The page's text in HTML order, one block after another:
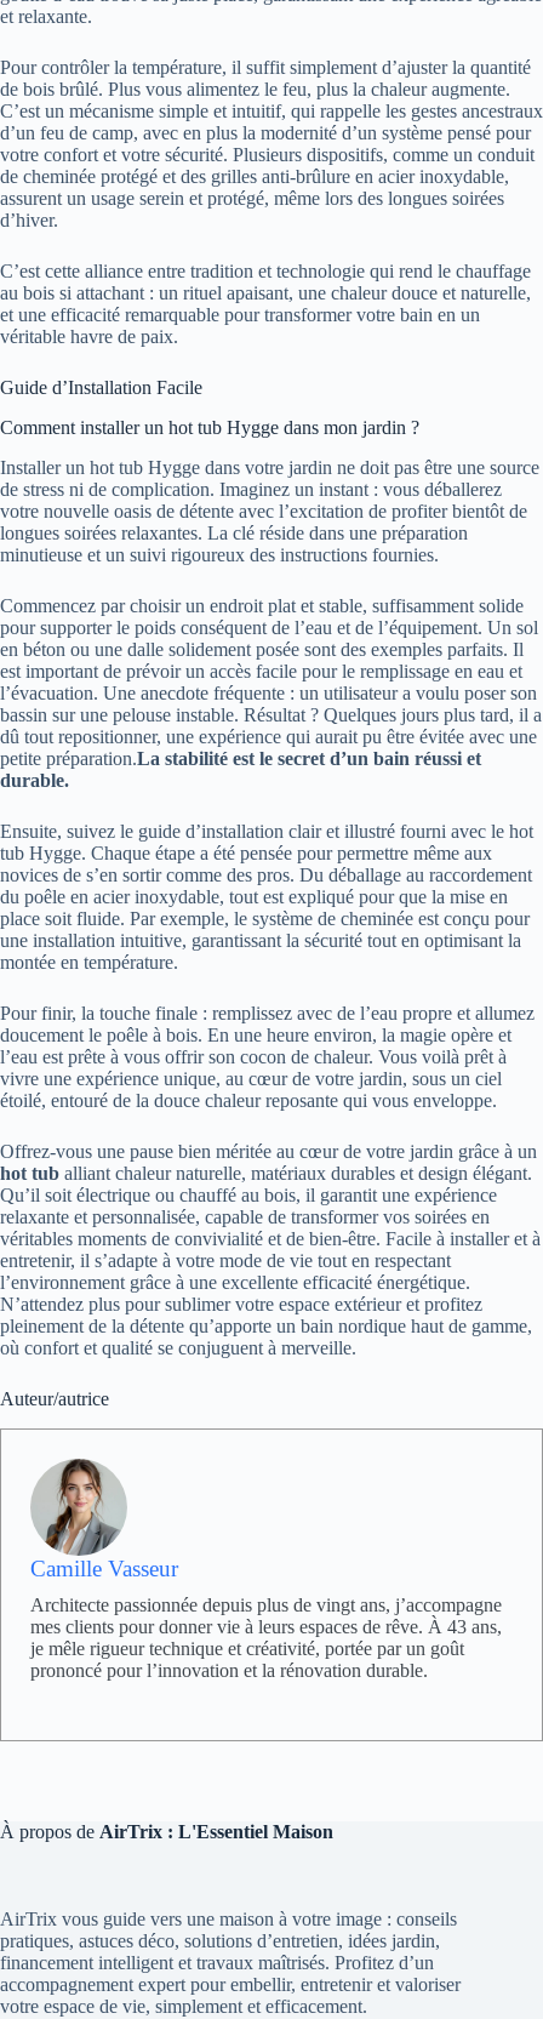
et relaxante.
Pour contrôler la température, il suffit simplement d’ajuster la quantité
de bois brûlé. Plus vous alimentez le feu, plus la chaleur augmente.
C’est un mécanisme simple et intuitif, qui rappelle les gestes ancestraux
d’un feu de camp, avec en plus la modernité d’un système pensé pour
votre confort et votre sécurité. Plusieurs dispositifs, comme un conduit
de cheminée protégé et des grilles anti-brûlure en acier inoxydable,
assurent un usage serein et protégé, même lors des longues soirées
d’hiver.
C’est cette alliance entre tradition et technologie qui rend le chauffage
au bois si attachant : un rituel apaisant, une chaleur douce et naturelle,
et une efficacité remarquable pour transformer votre bain en un
véritable havre de paix.
Guide d’Installation Facile
Comment installer un hot tub Hygge dans mon jardin ?
Installer un hot tub Hygge dans votre jardin ne doit pas être une source
de stress ni de complication. Imaginez un instant : vous déballerez
votre nouvelle oasis de détente avec l’excitation de profiter bientôt de
longues soirées relaxantes. La clé réside dans une préparation
minutieuse et un suivi rigoureux des instructions fournies.
Commencez par choisir un endroit plat et stable, suffisamment solide
pour supporter le poids conséquent de l’eau et de l’équipement. Un sol
en béton ou une dalle solidement posée sont des exemples parfaits. Il
est important de prévoir un accès facile pour le remplissage en eau et
l’évacuation. Une anecdote fréquente : un utilisateur a voulu poser son
bassin sur une pelouse instable. Résultat ? Quelques jours plus tard, il a
dû tout repositionner, une expérience qui aurait pu être évitée avec une
petite préparation.La stabilité est le secret d’un bain réussi et
durable.
Ensuite, suivez le guide d’installation clair et illustré fourni avec le hot
tub Hygge. Chaque étape a été pensée pour permettre même aux
novices de s’en sortir comme des pros. Du déballage au raccordement
du poêle en acier inoxydable, tout est expliqué pour que la mise en
place soit fluide. Par exemple, le système de cheminée est conçu pour
une installation intuitive, garantissant la sécurité tout en optimisant la
montée en température.
Pour finir, la touche finale : remplissez avec de l’eau propre et allumez
doucement le poêle à bois. En une heure environ, la magie opère et
l’eau est prête à vous offrir son cocon de chaleur. Vous voilà prêt à
vivre une expérience unique, au cœur de votre jardin, sous un ciel
étoilé, entouré de la douce chaleur reposante qui vous enveloppe.
Offrez-vous une pause bien méritée au cœur de votre jardin grâce à un
hot tub alliant chaleur naturelle, matériaux durables et design élégant.
Qu’il soit électrique ou chauffé au bois, il garantit une expérience
relaxante et personnalisée, capable de transformer vos soirées en
véritables moments de convivialité et de bien-être. Facile à installer et à
entretenir, il s’adapte à votre mode de vie tout en respectant
l’environnement grâce à une excellente efficacité énergétique.
N’attendez plus pour sublimer votre espace extérieur et profitez
pleinement de la détente qu’apporte un bain nordique haut de gamme,
où confort et qualité se conjuguent à merveille.
Auteur/autrice
Camille Vasseur
Architecte passionnée depuis plus de vingt ans, j’accompagne
mes clients pour donner vie à leurs espaces de rêve. À 43 ans,
je mêle rigueur technique et créativité, portée par un goût
prononcé pour l’innovation et la rénovation durable.
À propos de AirTrix : L'Essentiel Maison
AirTrix vous guide vers une maison à votre image : conseils
pratiques, astuces déco, solutions d’entretien, idées jardin,
financement intelligent et travaux maîtrisés. Profitez d’un
accompagnement expert pour embellir, entretenir et valoriser
votre espace de vie, simplement et efficacement.